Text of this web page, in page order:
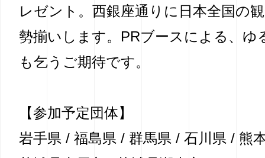
レゼント。西銀座通りに日本全国の
勢揃いします。PRブースによる、ゆ
も乞うご期待です。
【参加予定団体】
岩手県 / 福島県 / 群馬県 / 石川県 / 熊